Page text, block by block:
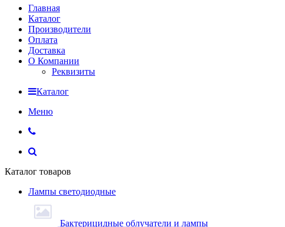
Главная
Каталог
Производители
Оплата
Доставка
О Компании
Реквизиты
Каталог
Меню
Каталог товаров
Лампы светодиодные
Бактерицидные облучатели и лампы